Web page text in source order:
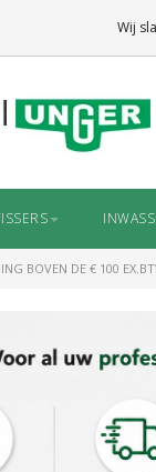
BOVEN DE € 100
Wij